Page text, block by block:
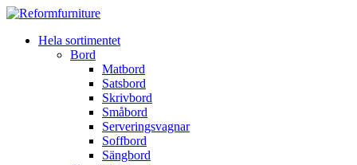
Hela sortimentet
Bord
Matbord
Satsbord
Skrivbord
Småbord
Serveringsvagnar
Soffbord
Sängbord